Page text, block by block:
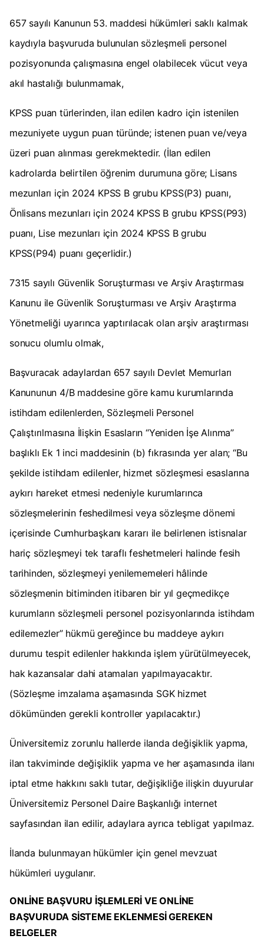
657 sayılı Kanunun 53. maddesi hükümleri saklı kalmak
kaydıyla başvuruda bulunulan sözleşmeli personel
pozisyonunda çalışmasına engel olabilecek vücut veya
akıl hastalığı bulunmamak,
KPSS puan türlerinden, ilan edilen kadro için istenilen
mezuniyete uygun puan türünde; istenen puan ve/veya
üzeri puan alınması gerekmektedir. (İlan edilen
kadrolarda belirtilen öğrenim durumuna göre; Lisans
mezunları için 2024 KPSS B grubu KPSS(P3) puanı,
Önlisans mezunları için 2024 KPSS B grubu KPSS(P93)
puanı, Lise mezunları için 2024 KPSS B grubu
KPSS(P94) puanı geçerlidir.)
7315 sayılı Güvenlik Soruşturması ve Arşiv Araştırması
Kanunu ile Güvenlik Soruşturması ve Arşiv Araştırma
Yönetmeliği uyarınca yaptırılacak olan arşiv araştırması
sonucu olumlu olmak,
Başvuracak adaylardan 657 sayılı Devlet Memurları
Kanununun 4/B maddesine göre kamu kurumlarında
istihdam edilenlerden, Sözleşmeli Personel
Çalıştırılmasına İlişkin Esasların “Yeniden İşe Alınma”
başlıklı Ek 1 inci maddesinin (b) fıkrasında yer alan; “Bu
şekilde istihdam edilenler, hizmet sözleşmesi esaslarına
aykırı hareket etmesi nedeniyle kurumlarınca
sözleşmelerinin feshedilmesi veya sözleşme dönemi
içerisinde Cumhurbaşkanı kararı ile belirlenen istisnalar
hariç sözleşmeyi tek taraflı feshetmeleri halinde fesih
tarihinden, sözleşmeyi yenilememeleri hâlinde
sözleşmenin bitiminden itibaren bir yıl geçmedikçe
kurumların sözleşmeli personel pozisyonlarında istihdam
edilemezler” hükmü gereğince bu maddeye aykırı
durumu tespit edilenler hakkında işlem yürütülmeyecek,
hak kazansalar dahi atamaları yapılmayacaktır.
(Sözleşme imzalama aşamasında SGK hizmet
dökümünden gerekli kontroller yapılacaktır.)
Üniversitemiz zorunlu hallerde ilanda değişiklik yapma,
ilan takviminde değişiklik yapma ve her aşamasında ilanı
iptal etme hakkını saklı tutar, değişikliğe ilişkin duyurular
Üniversitemiz Personel Daire Başkanlığı internet
sayfasından ilan edilir, adaylara ayrıca tebligat yapılmaz.
İlanda bulunmayan hükümler için genel mevzuat
hükümleri uygulanır.
ONLİNE BAŞVURU İŞLEMLERİ VE ONLİNE
BAŞVURUDA SİSTEME EKLENMESİ GEREKEN
BELGELER